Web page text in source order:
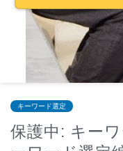
キーワード選定
保護中: キー